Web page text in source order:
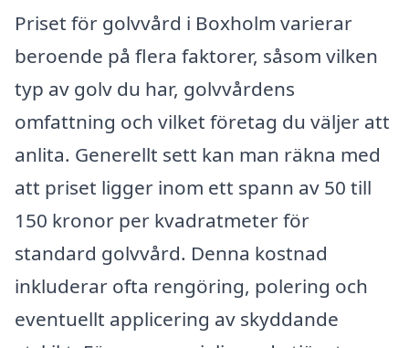
Priset för golvvård i Boxholm varierar
beroende på flera faktorer, såsom vilken
typ av golv du har, golvvårdens
omfattning och vilket företag du väljer att
anlita. Generellt sett kan man räkna med
att priset ligger inom ett spann av 50 till
150 kronor per kvadratmeter för
standard golvvård. Denna kostnad
inkluderar ofta rengöring, polering och
eventuellt applicering av skyddande